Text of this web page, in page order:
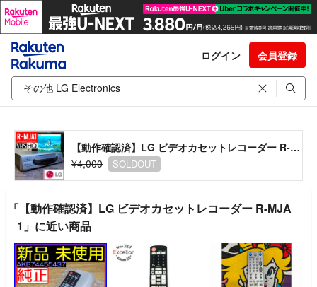
ログイン 会員登録
【動作確認済】LG ビデオカセットレコーダー R-MJA1
¥4,000
SOLDOUT
「【動作確認済】LG ビデオカセットレコーダー R-MJA
1」に近い商品